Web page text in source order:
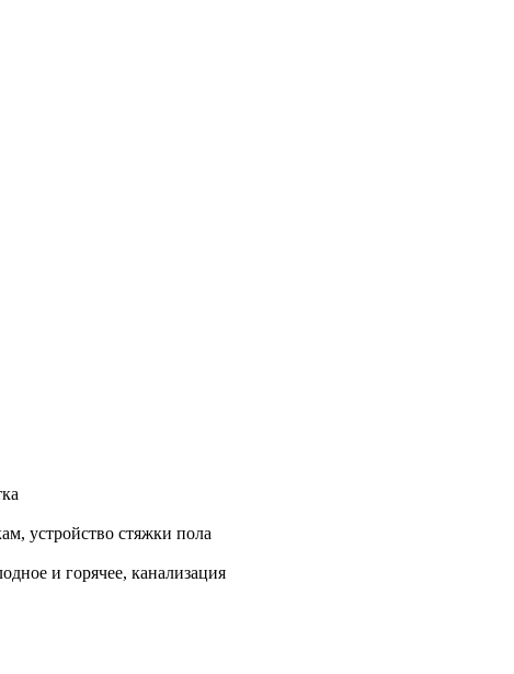
устройство стяжки пола
и горячее, канализация